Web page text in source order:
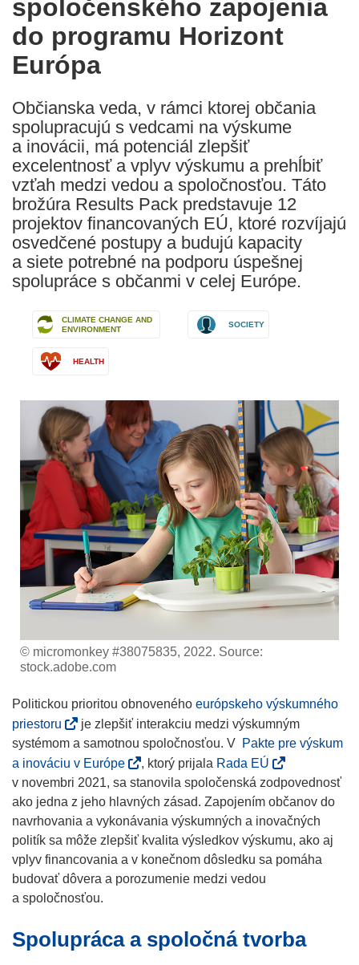
spoločenského zapojenia
do programu Horizont
Európa
Občianska veda, v rámci ktorej občania
spolupracujú s vedcami na výskume
a inovácii, má potenciál zlepšiť
excelentnosť a vplyv výskumu a prehĺbiť
vzťah medzi vedou a spoločnosťou. Táto
brožúra Results Pack predstavuje 12
projektov financovaných EÚ, ktoré rozvíjajú
osvedčené postupy a budujú kapacity
a siete potrebné na podporu úspešnej
spolupráce s občanmi v celej Európe.
CLIMATE CHANGE AND
ENVIRONMENT
SOCIETY
HEALTH
© micromonkey #38075835, 2022. Source:
stock.adobe.com
Politickou prioritou obnoveného európskeho výskumného
priestoru
o
p
e
n
s
i
n
n
e
w
je zlepšiť interakciu medzi výskumným
systémom a samotnou spoločnosťou. V Pakte pre výskum
a inováciu v Európe(
o
p
e
n
s
i
e
, ktorý prijala Rada EÚ
o
p
e
n
s
e
v novembri 2021, sa stanovila spoločenská zodpovednosť
ako jedna z jeho hlavných zásad. Zapojením občanov do
navrhovania a vykonávania výskumných a inovačných
politík sa môže zlepšiť kvalita výsledkov výskumu, ako aj
vplyv financovania a v konečnom dôsledku sa pomáha
budovať dôvera a porozumenie medzi vedou
a spoločnosťou.
Spolupráca a spoločná tvorba